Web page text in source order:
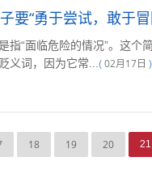
要“勇于尝试，敢于冒
指“面临危险的情况”。这个
义词，因为它常... ( 02月17日 )
18 19 20 21